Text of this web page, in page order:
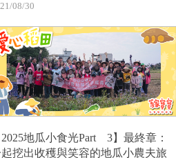
08/30
地瓜小食光Part 3】最終章：
挖出收穫與笑容的地瓜小農夫旅